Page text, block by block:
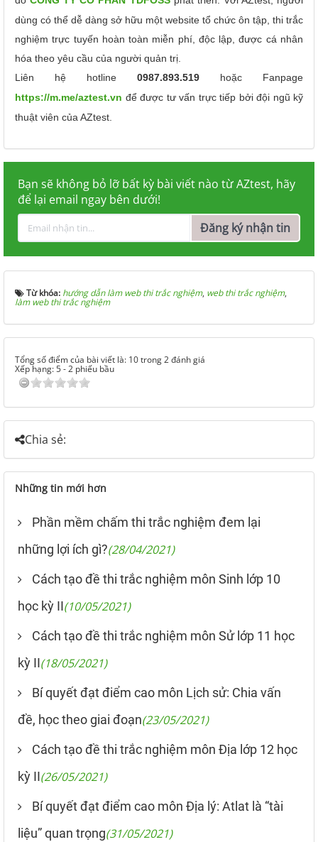
dùng có thể dễ dàng sở hữu một website tổ chức ôn tập, thi trắc
nghiệm trực tuyến hoàn toàn miễn phí, độc lập, được cá nhân
hóa theo yêu cầu của người quản trị.
Liên hệ hotline 0987.893.519 hoặc Fanpage
https://m.me/aztest.vn để được tư vấn trực tiếp bởi đội ngũ kỹ
thuật viên của AZtest.
Bạn sẽ không bỏ lỡ bất kỳ bài viết nào từ AZtest, hãy
để lại email ngay bên dưới!
Đăng ký nhận tin
Từ khóa: hướng dẫn làm web thi trắc nghiệm, web thi trắc nghiệm,
làm web thi trắc nghiệm
Tổng số điểm của bài viết là: 10 trong 2 đánh giá
Xếp hạng:5-2 phiếu bầu
Chia sẻ:
Những tin mới hơn
Phần mềm chấm thi trắc nghiệm đem lại
những lợi ích gì?(28/04/2021)
Cách tạo đề thi trắc nghiệm môn Sinh lớp 10
học kỳ II(10/05/2021)
Cách tạo đề thi trắc nghiệm môn Sử lớp 11 học
kỳ II(18/05/2021)
Bí quyết đạt điểm cao môn Lịch sử: Chia vấn
đề, học theo giai đoạn(23/05/2021)
Cách tạo đề thi trắc nghiệm môn Địa lớp 12 học
kỳ II(26/05/2021)
Bí quyết đạt điểm cao môn Địa lý: Atlat là “tài
liệu” quan trọng(31/05/2021)